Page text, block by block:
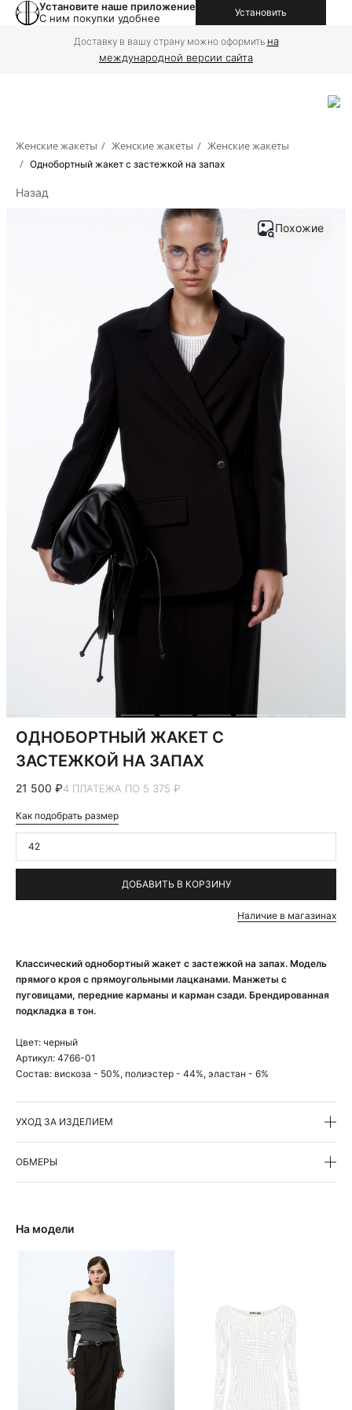
Установите наше приложение
С ним покупки удобнее
Установить
Доставку в вашу страну можно оформить на
международной версии сайта
Женские жакеты / Женские жакеты / Женские жакеты
/ Однобортный жакет с застежкой на запах
Назад
Классический однобортный жакет с застежкой на запах. Модель
прямого кроя с прямоугольными лацканами. Манжеты с
пуговицами, передние карманы и карман сзади. Брендированная
подкладка в тон.
Цвет: черный
Артикул: 4766-01
Состав: вискоза - 50%, полиэстер - 44%, эластан - 6%
УХОД ЗА ИЗДЕЛИЕМ
ОБМЕРЫ
Похожие
ОДНОБОРТНЫЙ ЖАКЕТ С
ЗАСТЕЖКОЙ НА ЗАПАХ
21 500 ₽4 ПЛАТЕЖА ПО 5 375 ₽
Как подобрать размер
42
ДОБАВИТЬ В КОРЗИНУ
Наличие в магазинах
На модели